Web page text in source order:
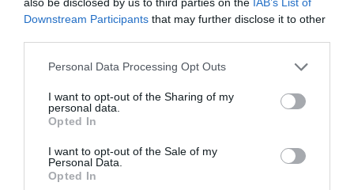
Downstream Participants that may further disclose it to other
Please note that this website/app uses one or more Google
not limited to your visit or usage behaviour. You may click to
grant or deny consent to Google and its third-party tags to
use your data for below specified purposes in below Google
consent section.
Personal Data Processing Opt Outs
I want to opt-out of the Sharing of my
personal data.
Opted In
I want to opt-out of the Sale of my
Personal Data.
Opted In
κυκλοφοριακό
καθημερινού κυκλοφοριακού χάους στην Αθήνα...